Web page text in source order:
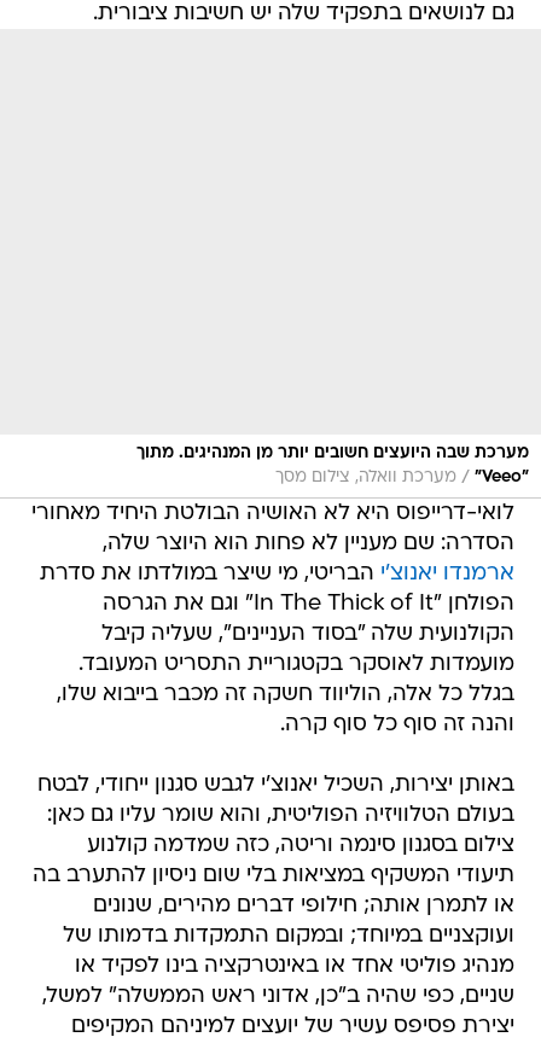
גם לנושאים בתפקיד שלה יש חשיבות ציבורית.
מערכת שבה היועצים חשובים יותר מן המנהיגים. מתוך
"Veeo"
/ מערכת וואלה, צילום מסך
לואי-דרייפוס היא לא האושיה הבולטת היחיד מאחורי
הסדרה: שם מעניין לא פחות הוא היוצר שלה,
ארמנדו יאנוצ'י הבריטי, מי שיצר במולדתו את סדרת
הפולחן "In The Thick of It" וגם את הגרסה
הקולנועית שלה "בסוד העניינים", שעליה קיבל
מועמדות לאוסקר בקטגוריית התסריט המעובד.
בגלל כל אלה, הוליווד חשקה זה מכבר בייבוא שלו,
והנה זה סוף כל סוף קרה.
באותן יצירות, השכיל יאנוצ'י לגבש סגנון ייחודי, לבטח
בעולם הטלוויזיה הפוליטית, והוא שומר עליו גם כאן:
צילום בסגנון סינמה וריטה, כזה שמדמה קולנוע
תיעודי המשקיף במציאות בלי שום ניסיון להתערב בה
או לתמרן אותה; חילופי דברים מהירים, שנונים
ועוקצניים במיוחד; ובמקום התמקדות בדמותו של
מנהיג פוליטי אחד או באינטרקציה בינו לפקיד או
שניים, כפי שהיה ב"כן, אדוני ראש הממשלה" למשל,
יצירת פסיפס עשיר של יועצים למיניהם המקיפים